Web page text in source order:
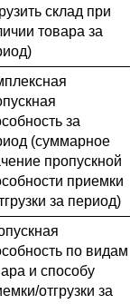
склад при
товара за
за
(суммарное
пропускной
приемки
за период)
по видам
и способу
отгрузки за